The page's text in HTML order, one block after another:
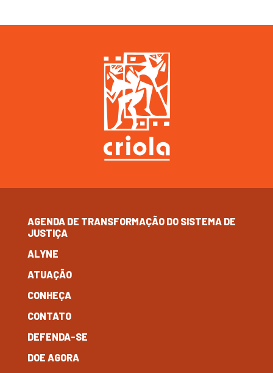
AGENDA DE TRANSFORMAÇÃO DO SISTEMA DE
JUSTIÇA
ALYNE
ATUAÇÃO
CONHEÇA
CONTATO
DEFENDA-SE
DOE AGORA